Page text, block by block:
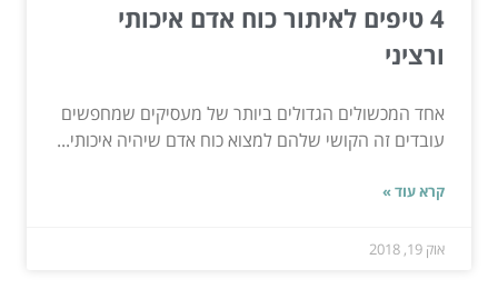
4 טיפים לאיתור כוח אדם איכותי
ורציני
אחד המכשולים הגדולים ביותר של מעסיקים שמחפשים
עובדים זה הקושי שלהם למצוא כוח אדם שיהיה איכותי...
קרא עוד »
אוק 19, 2018